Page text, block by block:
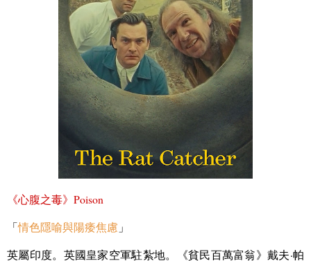
《心腹之毒》 Poison
「情色隱喻與陽痿焦慮 」
英屬印度。英國皇家空軍駐紮地。《貧民百萬富翁》戴夫·帕